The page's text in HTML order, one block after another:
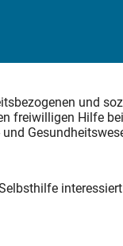
und
freiwilligen Hilfe